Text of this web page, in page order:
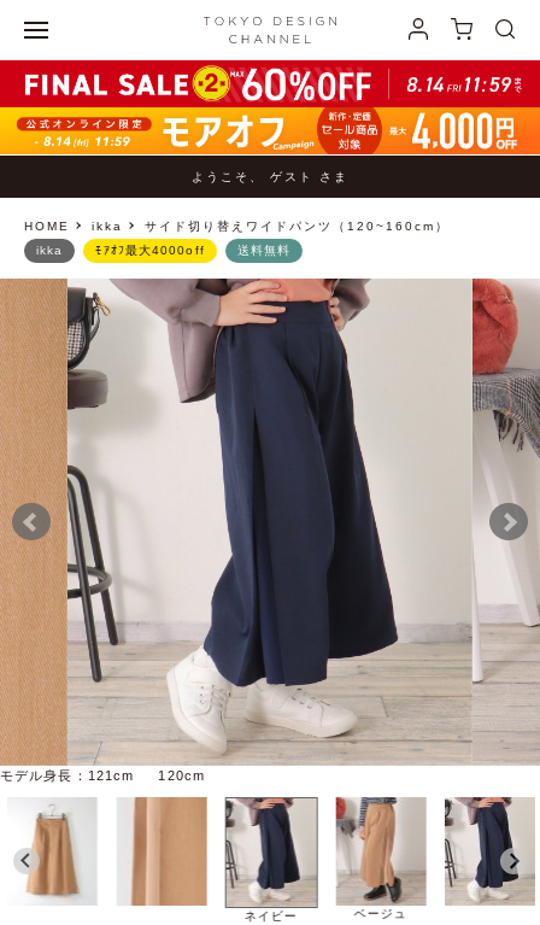
ようこそ、 ゲスト さま
HOME ikka サイド切り替えワイドパンツ（120~160cm）
モデル身長：121cm 120cm
ネイビー ベージュ
ikka ﾓｱｵﾌ最大4000off 送料無料